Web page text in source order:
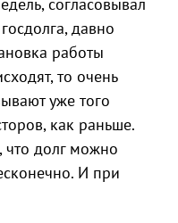
давно
работы
то очень
уже того
как раньше.
долг можно
И при